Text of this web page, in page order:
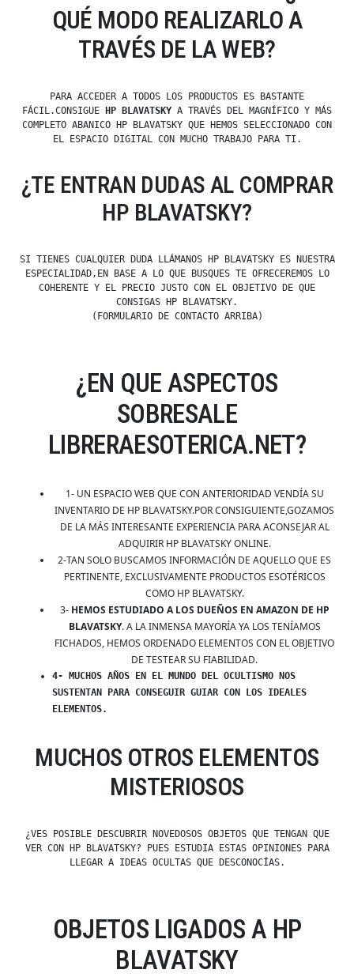
QUÉ MODO REALIZARLO A
TRAVÉS DE LA WEB?
PARA ACCEDER A TODOS LOS PRODUCTOS ES BASTANTE
FÁCIL.CONSIGUE
HP BLAVATSKY A TRAVÉS DEL MAGNÍFICO Y MÁS
COMPLETO ABANICO HP BLAVATSKY QUE HEMOS SELECCIONADO CON
EL ESPACIO DIGITAL CON MUCHO TRABAJO PARA TI.
¿TE ENTRAN DUDAS AL COMPRAR
HP BLAVATSKY?
SI TIENES CUALQUIER DUDA LLÁMANOS HP BLAVATSKY ES NUESTRA
ESPECIALIDAD,EN BASE A LO QUE BUSQUES TE OFRECEREMOS LO
COHERENTE Y EL PRECIO JUSTO CON EL OBJETIVO DE QUE
CONSIGAS HP BLAVATSKY.
(FORMULARIO DE CONTACTO ARRIBA)
¿EN QUE ASPECTOS
SOBRESALE
LIBRERAESOTERICA.NET?
1- UN ESPACIO WEB QUE CON ANTERIORIDAD VENDÍA SU
INVENTARIO DE HP BLAVATSKY.POR CONSIGUIENTE,GOZAMOS
DE LA MÁS INTERESANTE EXPERIENCIA PARA ACONSEJAR AL
ADQUIRIR HP BLAVATSKY ONLINE.
2-TAN SOLO BUSCAMOS INFORMACIÓN DE AQUELLO QUE ES
PERTINENTE, EXCLUSIVAMENTE PRODUCTOS ESOTÉRICOS
COMO HP BLAVATSKY.
3- HEMOS ESTUDIADO A LOS DUEÑOS EN AMAZON DE HP
BLAVATSKY. A LA INMENSA MAYORÍA YA LOS TENÍAMOS
FICHADOS, HEMOS ORDENADO ELEMENTOS CON EL OBJETIVO
DE TESTEAR SU FIABILIDAD.
4- MUCHOS AÑOS EN EL MUNDO DEL OCULTISMO NOS
SUSTENTAN PARA CONSEGUIR GUIAR CON LOS IDEALES
ELEMENTOS.
MUCHOS OTROS ELEMENTOS
MISTERIOSOS
¿VES POSIBLE DESCUBRIR NOVEDOSOS OBJETOS QUE TENGAN QUE
VER CON HP BLAVATSKY? PUES ESTUDIA ESTAS OPINIONES PARA
LLEGAR A IDEAS OCULTAS QUE DESCONOCÍAS.
OBJETOS LIGADOS A HP
BLAVATSKY